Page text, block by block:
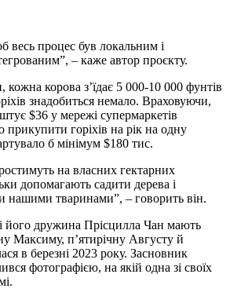
весь процес був локальним і
– каже автор проєкту.
кожна корова з’їдає 5 000-10 000 фунтів
знадобиться немало. Враховуючи,
$36 у мережі супермаркетів
прикупити горіхів на рік на одну
б мінімум $180 тис.
на власних гектарних
допомагають садити дерева і
нашими тваринами”, – говорить він.
його дружина Прісцилла Чан мають
Максиму, п’ятирічну Августу й
в березні 2023 року. Засновник
фотографією, на якій одна зі своїх